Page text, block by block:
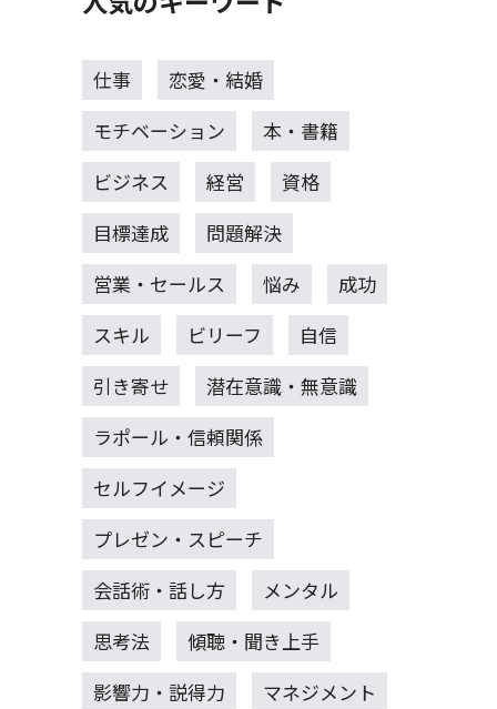
仕事
恋愛・結婚
モチベーション
本・書籍
ビジネス
経営
資格
目標達成
問題解決
営業・セールス
悩み
成功
スキル
ビリーフ
自信
引き寄せ
潜在意識・無意識
ラポール・信頼関係
セルフイメージ
プレゼン・スピーチ
会話術・話し方
メンタル
思考法
傾聴・聞き上手
影響力・説得力
マネジメント